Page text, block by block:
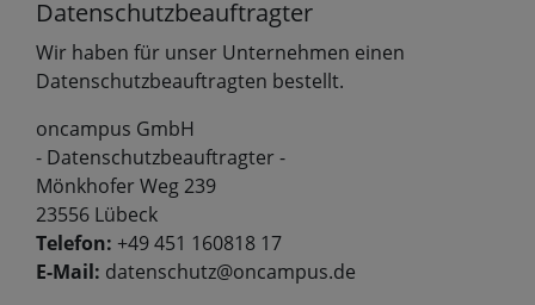
Datenschutzbeauftragter
Wir haben für unser Unternehmen einen
Datenschutzbeauftragten bestellt.
oncampus GmbH
- Datenschutzbeauftragter -
Mönkhofer Weg 239
23556 Lübeck
Telefon: +49 451 160818 17
E-Mail: datenschutz@oncampus.de